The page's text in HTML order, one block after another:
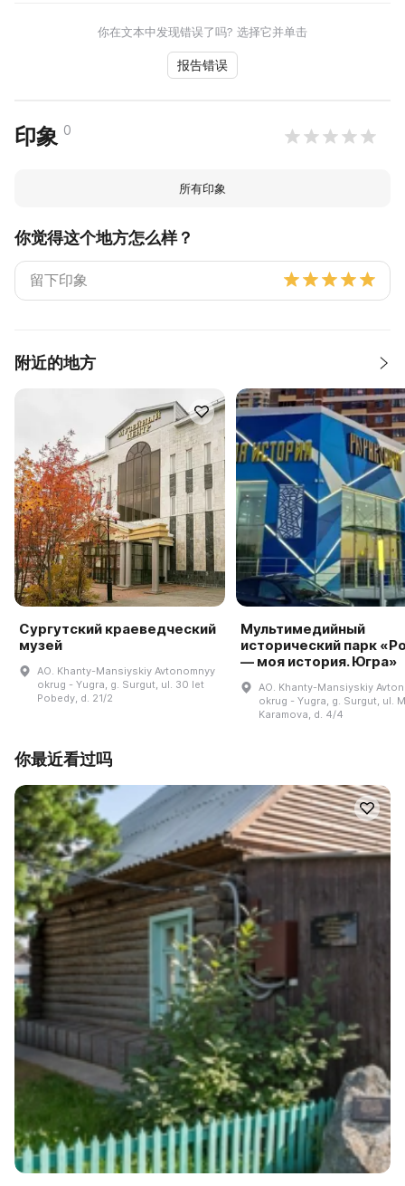
你在文本中发现错误了吗? 选择它并单击
报告错误
印象 0
所有印象
你觉得这个地方怎么样？
附近的地方
Сургутский краеведческий
музей
AO. Khanty-Mansiyskiy Avtonomnyy
okrug - Yugra, g. Surgut, ul. 30 let
Pobedy, d. 21/2
Мультимедийный
исторический парк
— моя история. Югра»
AO. Khanty-Mansiyskiy
okrug - Yugra, g. Surgut, ul.
Karamova, d. 4/4
你最近看过吗